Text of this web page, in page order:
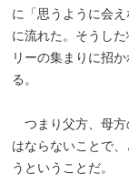
に「思うように会
に流れた。そうし
リーの集まりに招
る。
つまり父方、母方
はならないことで
うということだ。